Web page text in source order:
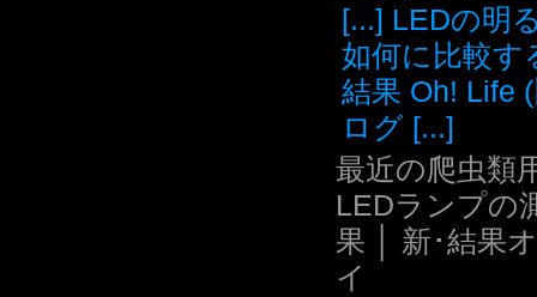
[...] LEDの明
如何に比較す
結果 Oh! Life
ログ [...]
最近の爬虫類
LEDランプの
果 │ 新･結果
イ